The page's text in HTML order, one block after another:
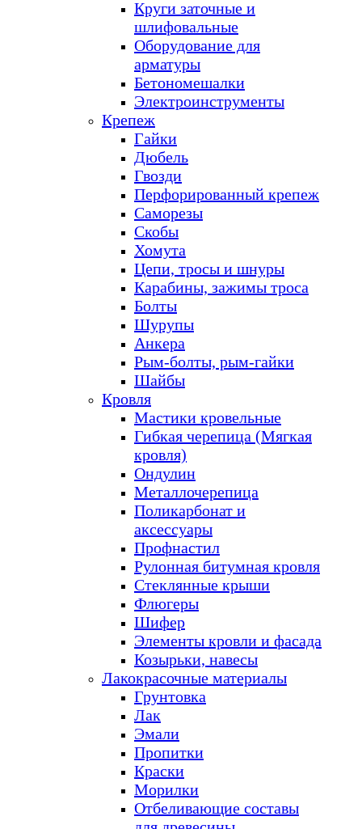
Круги заточные и
шлифовальные
Оборудование для
арматуры
Бетономешалки
Электроинструменты
Крепеж
Гайки
Дюбель
Гвозди
Перфорированный крепеж
Саморезы
Скобы
Хомута
Цепи, тросы и шнуры
Карабины, зажимы троса
Болты
Шурупы
Анкера
Рым-болты, рым-гайки
Шайбы
Кровля
Мастики кровельные
Гибкая черепица (Мягкая
кровля)
Ондулин
Металлочерепица
Поликарбонат и
аксессуары
Профнастил
Рулонная битумная кровля
Стеклянные крыши
Флюгеры
Шифер
Элементы кровли и фасада
Козырьки, навесы
Лакокрасочные материалы
Грунтовка
Лак
Эмали
Пропитки
Краски
Морилки
Отбеливающие составы